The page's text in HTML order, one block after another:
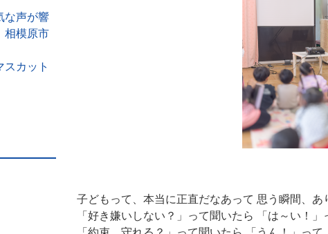
子どもって、本当に正直だなあって 思う瞬間、あ
「好き嫌いしない？」って聞いたら 「は～い！」
な声が響
相模原市
スカット